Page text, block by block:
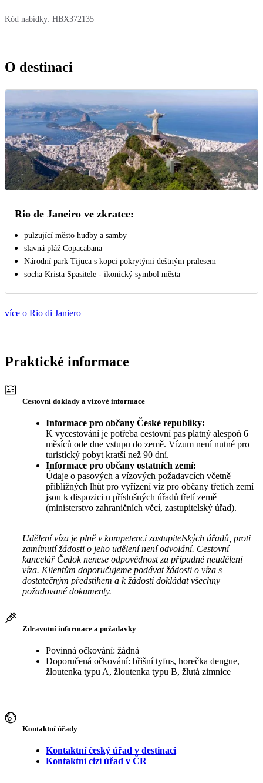
Kód nabídky: HBX372135
O destinaci
Rio de Janeiro ve zkratce:
pulzující město hudby a samby
slavná pláž Copacabana
Národní park Tijuca s kopci pokrytými deštným pralesem
socha Krista Spasitele - ikonický symbol města
více o Rio di Janiero
Praktické informace
Cestovní doklady a vízové informace
Informace pro občany České republiky:
K vycestování je potřeba cestovní pas platný alespoň 6
měsíců ode dne vstupu do země. Vízum není nutné pro
turistický pobyt kratší než 90 dní.
Informace pro občany ostatních zemí:
Údaje o pasových a vízových požadavcích včetně
přibližných lhůt pro vyřízení víz pro občany třetích zemí
jsou k dispozici u příslušných úřadů třetí země
(ministerstvo zahraničních věcí, zastupitelský úřad).
Udělení víza je plně v kompetenci zastupitelských úřadů, proti
zamítnutí žádosti o jeho udělení není odvolání. Cestovní
kancelář Čedok nenese odpovědnost za případné neudělení
víza. Klientům doporučujeme podávat žádosti o víza s
dostatečným předstihem a k žádosti dokládat všechny
požadované dokumenty.
Zdravotní informace a požadavky
Povinná očkování: žádná
Doporučená očkování: břišní tyfus, horečka dengue,
žloutenka typu A, žloutenka typu B, žlutá zimnice
Kontaktní úřady
Kontaktní český úřad v destinaci
Kontaktní cizí úřad v ČR